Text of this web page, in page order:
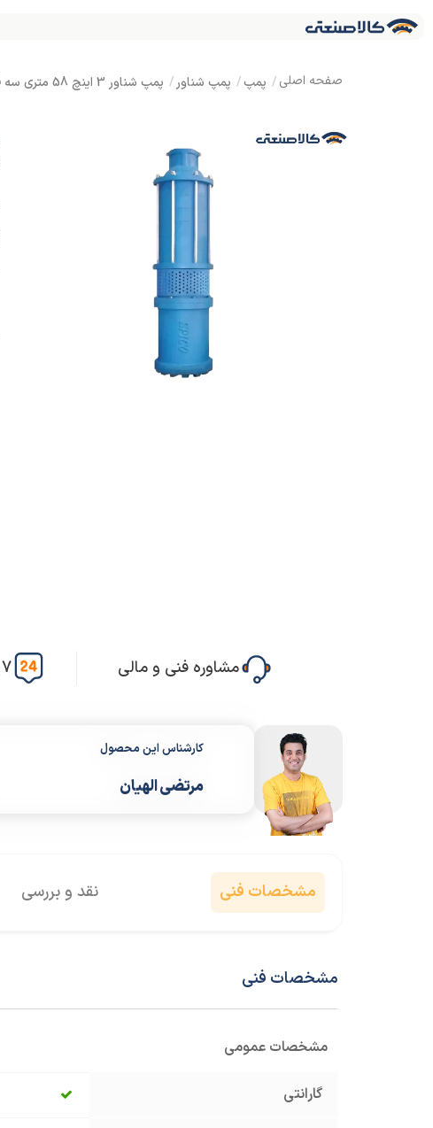
پمپ پمپ شناور پمپ شناور 3 اینچ 58 متری سه فاز اسپیکو مدل SO 3-4-3
مشاوره فنی و مالی 7 روز هفته، 24 ساعت
کارشناس این محصول
مرتضی الهیان
مشخصات فنی نقد و بررسی
مشخصات فنی
مشخصات عمومی
گارانتی